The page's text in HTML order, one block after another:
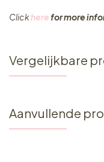
Clickherefor more
Vergelijkbare
Aanvullende